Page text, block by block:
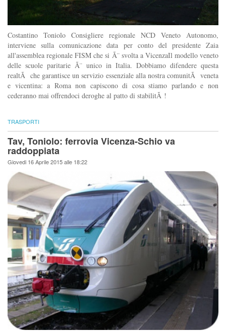
Costantino Toniolo Consigliere regionale NCD Veneto Autonomo,
interviene sulla comunicazione data per conto del presidente Zaia
all'assemblea regionale FISM che si Ã¨ svolta a VicenzaIl modello veneto
delle scuole paritarie Ã¨ unico in Italia. Dobbiamo difendere questa
realtÃ che garantisce un servizio essenziale alla nostra comunitÃ veneta
e vicentina: a Roma non capiscono di cosa stiamo parlando e non
cederanno mai offrendoci deroghe al patto di stabilitÃ !
TRASPORTI
Tav, Toniolo: ferrovia Vicenza-Schio va
raddoppiata
Giovedi 16 Aprile 2015 alle 18:22